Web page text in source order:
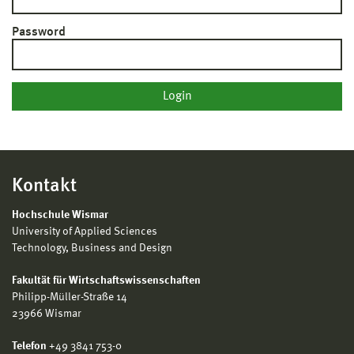
Password
Kontakt
Hochschule Wismar
University of Applied Sciences
Technology, Business and Design
Fakultät für Wirtschaftswissenschaften
Philipp-Müller-Straße 14
23966 Wismar
Telefon +49 3841 753-0